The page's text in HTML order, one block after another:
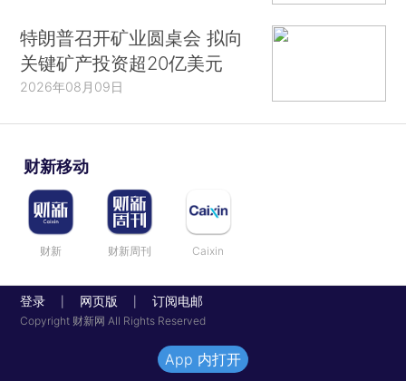
特朗普召开矿业圆桌会 拟向
关键矿产投资超20亿美元
2026年08月09日
财新移动
财新 财新周刊 Caixin
登录 网页版 订阅电邮
Copyright 财新网 All Rights Reserved
App 内打开